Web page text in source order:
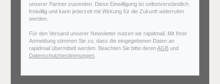
unserer Partner zusenden. Diese Einwilligung ist selbstverständlich
freiwillig und kann jederzeit mit Wirkung für die Zukunft widerrufen
werden.
Für den Versand unserer Newsletter nutzen wir rapidmail. Mit Ihrer
Anmeldung stimmen Sie zu, dass die eingegebenen Daten an
rapidmail übermittelt werden. Beachten Sie bitte derenAGB und
Datenschutzbestimmungen